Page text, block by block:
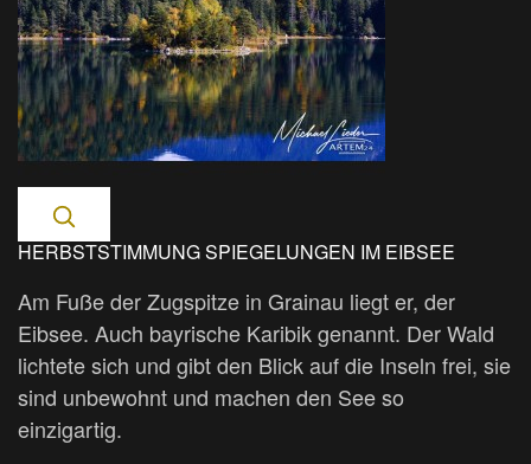
HERBSTSTIMMUNG SPIEGELUNGEN IM EIBSEE
Am Fuße der Zugspitze in Grainau liegt er, der
Eibsee. Auch bayrische Karibik genannt. Der Wald
lichtete sich und gibt den Blick auf die Inseln frei, sie
sind unbewohnt und machen den See so
einzigartig.